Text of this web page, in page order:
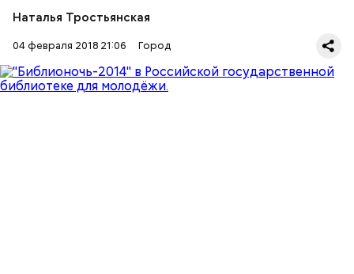
Наталья Тростьянская
04 февраля 2018 21:06 Город